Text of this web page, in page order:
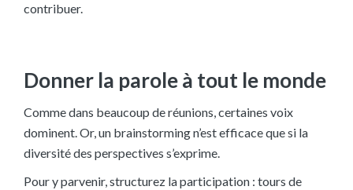
contribuer.
Donner la parole à tout le monde
Comme dans beaucoup de réunions, certaines voix
dominent. Or, un brainstorming n’est efficace que si la
diversité des perspectives s’exprime.
Pour y parvenir, structurez la participation : tours de